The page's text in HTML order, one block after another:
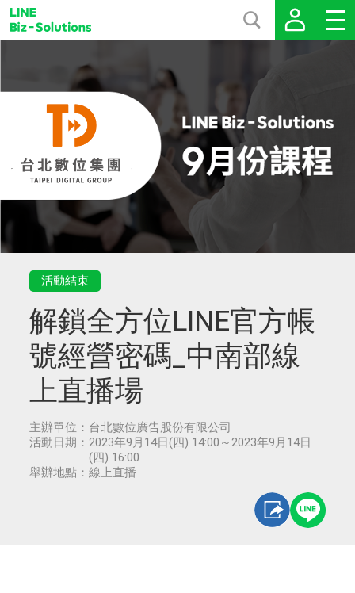
活動結束
解鎖全方位LINE官方帳
號經營密碼_中南部線
上直播場
主辦單位： 台北數位廣告股份有限公司
活動日期： 2023年9月14日(四) 14:00～2023年9月14日
(四) 16:00
舉辦地點： 線上直播